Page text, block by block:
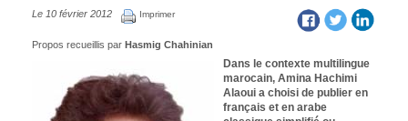
Le 10 février 2012 Imprimer
Propos recueillis par Hasmig Chahinian
Dans le contexte multilingue
marocain, Amina Hachimi
Alaoui a choisi de publier en
français et en arabe